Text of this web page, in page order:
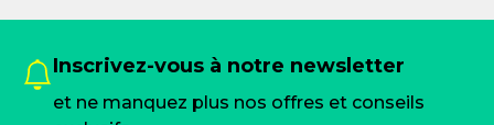
Inscrivez-vous à notre newsletter
et ne manquez plus nos offres et conseils